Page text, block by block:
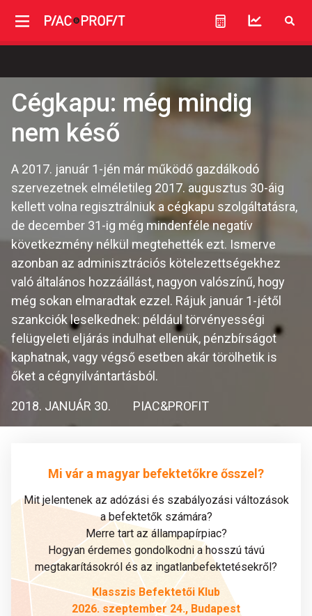
Cégkapu: még mindig
nem késő
A 2017. január 1-jén már működő gazdálkodó
szervezetnek elméletileg 2017. augusztus 30-áig
kellett volna regisztrálniuk a cégkapu szolgáltatásra,
de december 31-ig még mindenféle negatív
következmény nélkül megtehették ezt. Ismerve
azonban az adminisztrációs kötelezettségekhez
való általános hozzáállást, nagyon valószínű, hogy
még sokan elmaradtak ezzel. Rájuk január 1-jétől
szankciók leselkednek: például törvényességi
felügyeleti eljárás indulhat ellenük, pénzbírságot
kaphatnak, vagy végső esetben akár törölhetik is
őket a cégnyilvántartásból.
2018. JANUÁR 30. PIAC&PROFIT
Mi vár a magyar befektetőkre ősszel?
Mit jelentenek az adózási és szabályozási változások
a befektetők számára?
Merre tart az állampapírpiac?
Hogyan érdemes gondolkodni a hosszú távú
megtakarításokról és az ingatlanbefektetésekről?
Klasszis Befektetői Klub
2026. szeptember 24., Budapest